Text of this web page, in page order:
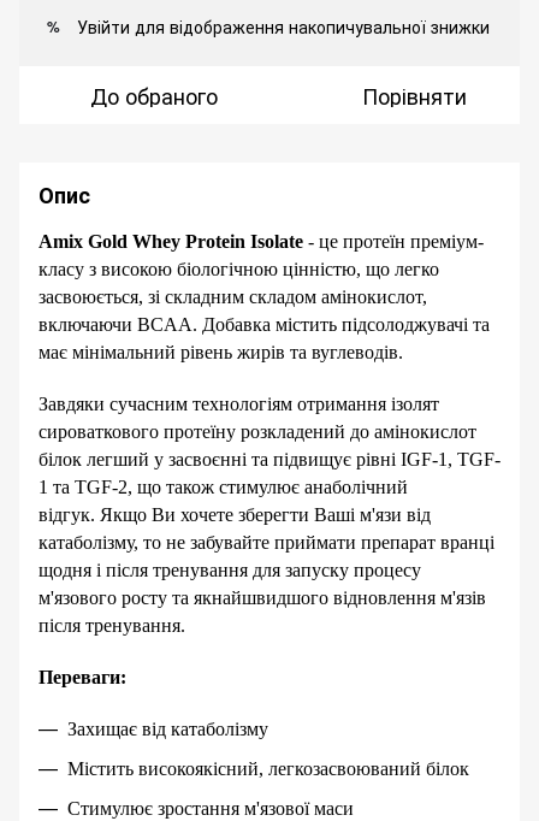
% Увійти для відображення накопичувальної знижки
До обраного Порівняти
Опис
Amix Gold Whey Protein Isolate - це протеїн преміум-
класу з високою біологічною цінністю, що легко
засвоюється, зі складним складом амінокислот,
включаючи BCAA. Добавка містить підсолоджувачі та
має мінімальний рівень жирів та вуглеводів.
Завдяки сучасним технологіям отримання ізолят
сироваткового протеїну розкладений до амінокислот
білок легший у засвоєнні та підвищує рівні IGF-1, TGF-
1 та TGF-2, що також стимулює анаболічний
відгук. Якщо Ви хочете зберегти Ваші м'язи від
катаболізму, то не забувайте приймати препарат вранці
щодня і після тренування для запуску процесу
м'язового росту та якнайшвидшого відновлення м'язів
після тренування.
Переваги:
Захищає від катаболізму
Містить високоякісний, легкозасвоюваний білок
Стимулює зростання м'язової маси